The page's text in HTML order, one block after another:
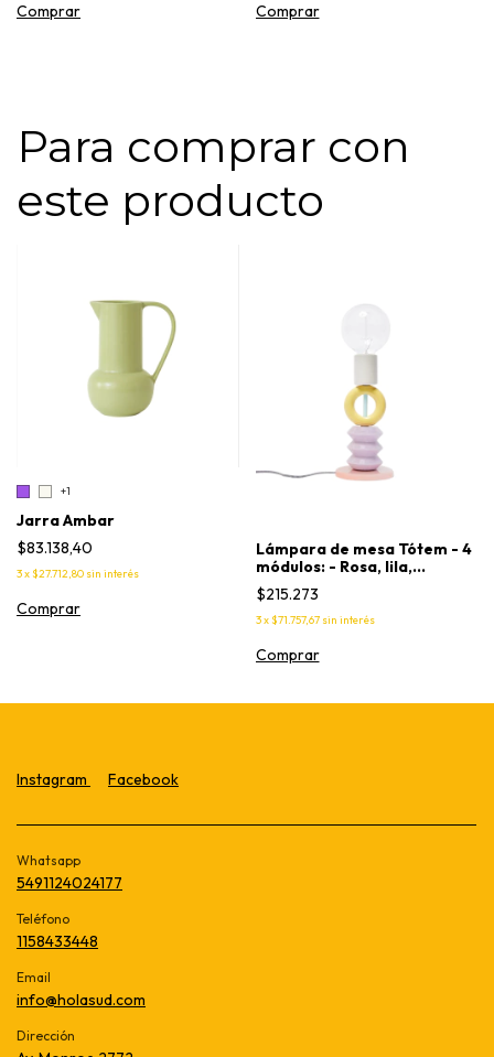
Comprar Comprar
Para comprar con
este producto
+1
Jarra Ambar
$83.138,40
3x$27.712,80 sin interés
Comprar
Lámpara de mesa Tótem - 4
módulos: - Rosa, lila,
amarillo, menta y natural.
$215.273
3x$71.757,67 sin interés
Instagram Facebook
Whatsapp
5491124024177
Teléfono
1158433448
Email
info@holasud.com
Dirección